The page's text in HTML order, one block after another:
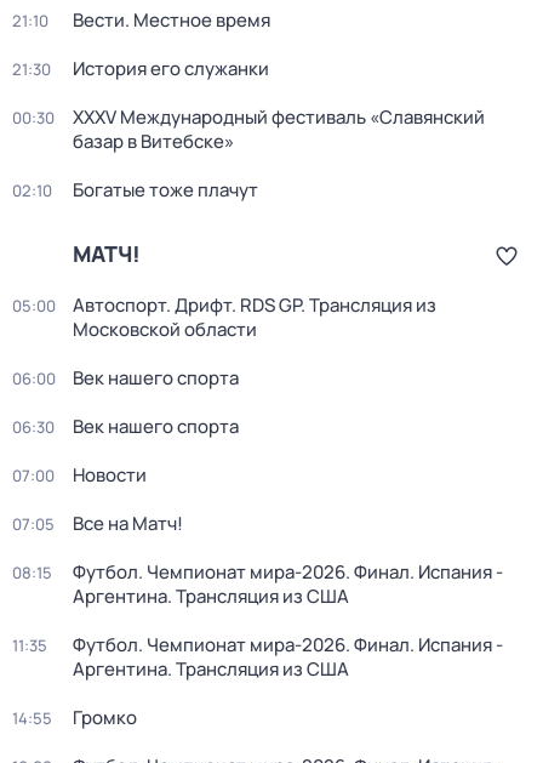
21:10 Вести. Местное время
21:30 История его служанки
00:30
XXXV Международный фестиваль «Славянский
базар в Витебске»
02:10 Богатые тоже плачут
МАТЧ!
05:00
Автоспорт. Дрифт. RDS GP. Трансляция из
Московской области
06:00 Век нашего спорта
06:30 Век нашего спорта
07:00 Новости
07:05 Все на Матч!
08:15
Футбол. Чемпионат мира-2026. Финал. Испания -
Аргентина. Трансляция из США
11:35
Футбол. Чемпионат мира-2026. Финал. Испания -
Аргентина. Трансляция из США
14:55 Громко